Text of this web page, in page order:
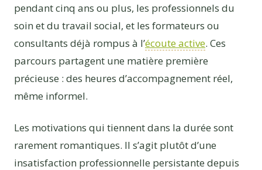
pendant cinq ans ou plus, les professionnels du
soin et du travail social, et les formateurs ou
consultants déjà rompus à l’écoute active. Ces
parcours partagent une matière première
précieuse : des heures d’accompagnement réel,
même informel.
Les motivations qui tiennent dans la durée sont
rarement romantiques. Il s’agit plutôt d’une
insatisfaction professionnelle persistante depuis